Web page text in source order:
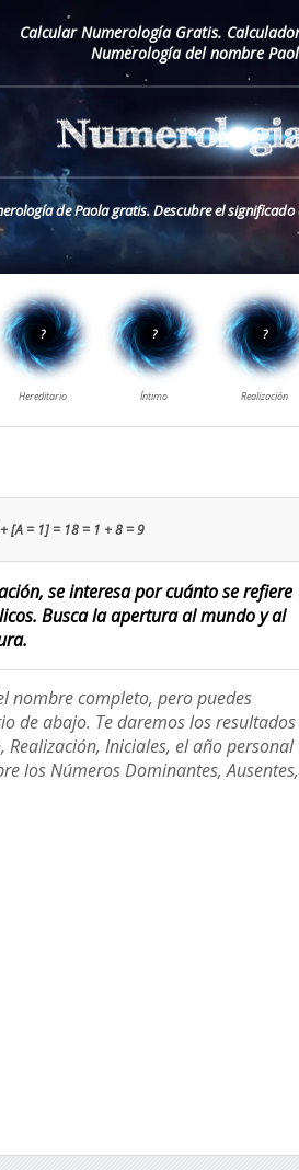
Calcular Numerología Gratis.
Numerología del nombre
de Paola gratis. Descubre el
[A = 1] = 18 = 1 + 8 = 9
se interesa por cuánto se refiere
Busca la apertura al mundo y al
nombre completo, pero puedes
de abajo. Te daremos los resultados
Iniciales, el año personal
los Números Dominantes, Ausentes,